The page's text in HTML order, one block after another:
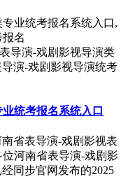
导演-戏剧影视导演类
演-戏剧影视导演统考
统考报名系统入口
省表导演-戏剧影视表
河南省表导演-戏剧影
同步官网发布的2025